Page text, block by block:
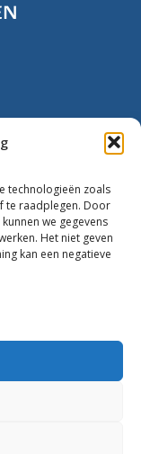
technologieën zoals
te raadplegen. Door
we gegevens
Het niet geven
kan een negatieve
Zoeken